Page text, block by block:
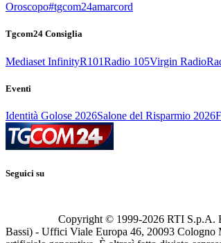
Oroscopo#tgcom24amarcord
Tgcom24 Consiglia
Mediaset InfinityR101Radio 105Virgin Radio
Eventi
Identità Golose 2026Salone del Risparmio 2026
Seguici su
Copyright © 1999-2026 RTI S.p.A.
Bassi) - Uffici Viale Europa 46, 20093 Cologno